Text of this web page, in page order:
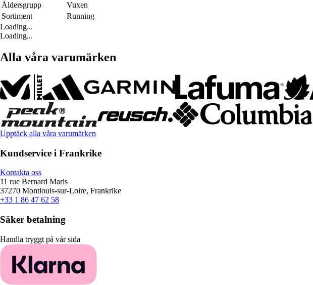
Åldersgrupp
Vuxen
Sortiment
Running
Loading...
Loading...
Alla våra varumärken
Upptäck alla våra varumärken
Kundservice i Frankrike
Kontakta oss
11 rue Bernard Maris
37270 Montlouis-sur-Loire, Frankrike
+33 1 86 47 62 58
Säker betalning
Handla tryggt på vår sida